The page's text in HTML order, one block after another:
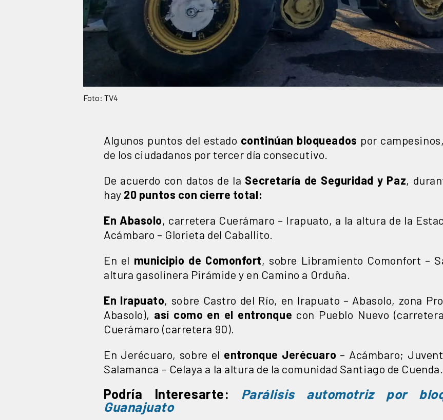
Foto: TV4
Algunos puntos del estado continúan bloqueados por
de los ciudadanos por tercer día consecutivo.
De acuerdo con datos de la Secretaría de Seguridad y Paz,
hay 20 puntos con cierre total:
En Abasolo, carretera Cuerámaro – Irapuato, a la altura de la
Acámbaro – Glorieta del Caballito.
En el municipio de Comonfort, sobre Libramiento Comonfort –
altura gasolinera Pirámide y en Camino a Orduña.
En Irapuato, sobre Castro del Río, en Irapuato – Abasolo, zona
Abasolo), así como en el entronque con Pueblo Nuevo
Cuerámaro (carretera 90).
En Jerécuaro, sobre el entronque Jerécuaro – Acámbaro;
Salamanca – Celaya a la altura de la comunidad Santiago de Cuenda.
Podría Interesarte: Parálisis automotriz por
Guanajuato